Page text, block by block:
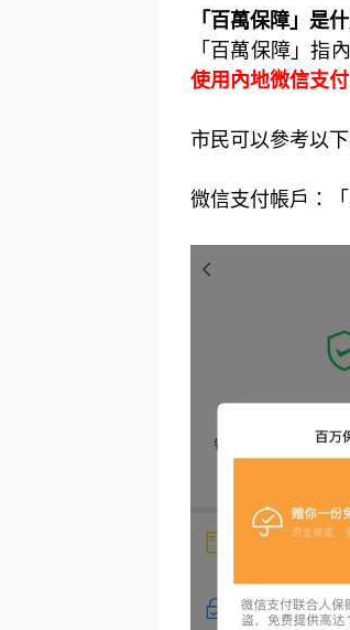
「百萬保障」是
「 百萬保障」指
使用內地微信支
市民可以參考以
微信支付帳戶：